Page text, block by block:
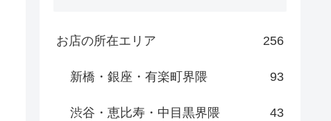
お店の所在エリア 256
新橋・銀座・有楽町界隈 93
渋谷・恵比寿・中目黒界隈 43